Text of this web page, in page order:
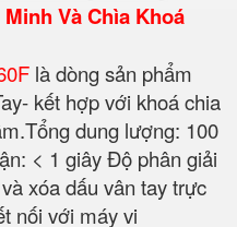
Và Chìa Khoá
là dòng sản phẩm
kết hợp với khoá chia
Tổng dung lượng: 100
< 1 giây Độ phân giải
xóa dấu vân tay trực
nối với máy vi